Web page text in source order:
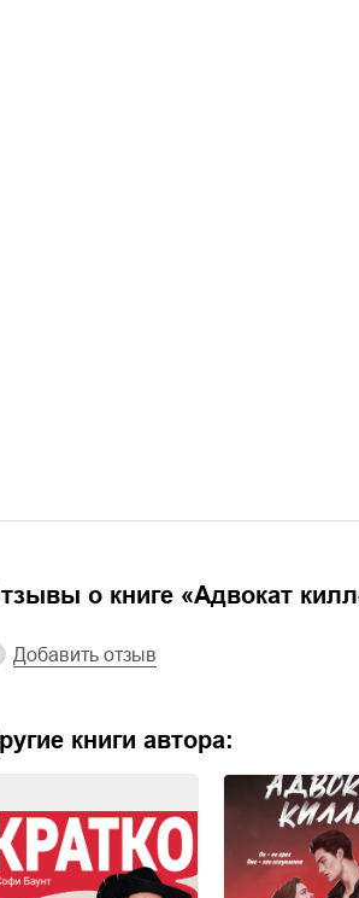
о книге «Адвокат
Добавить отзыв
книги автора: